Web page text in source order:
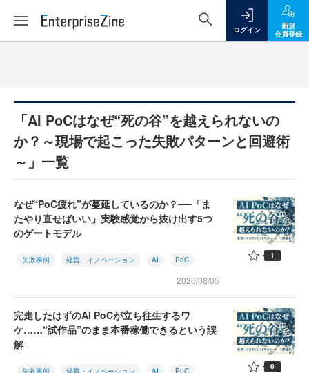
ログイン
新規
会員登録
「AI PoCはなぜ“死の谷”を越えられないの
か？～現場で起こった失敗パターンと回避術
～」一覧
なぜ“PoC疲れ”が蔓延しているのか？──「ま
たやり直せばいい」実験感覚から抜け出す5つ
のゲートモデル
失敗事例 経営・イノベーション AI PoC
2026/08/05
1
完走したはずのAI PoCが立ち往生するワ
ケ……“試作品”のまま本番稼働できるという誤
解
失敗事例 経営・イノベーション AI PoC 0